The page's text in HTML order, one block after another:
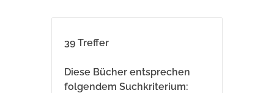
39 Treffer
Diese Bücher entsprechen
folgendem Suchkriterium: